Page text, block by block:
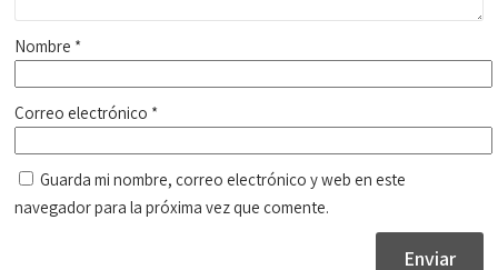
Nombre *
Correo electrónico *
Guarda mi nombre, correo electrónico y web en este
navegador para la próxima vez que comente.